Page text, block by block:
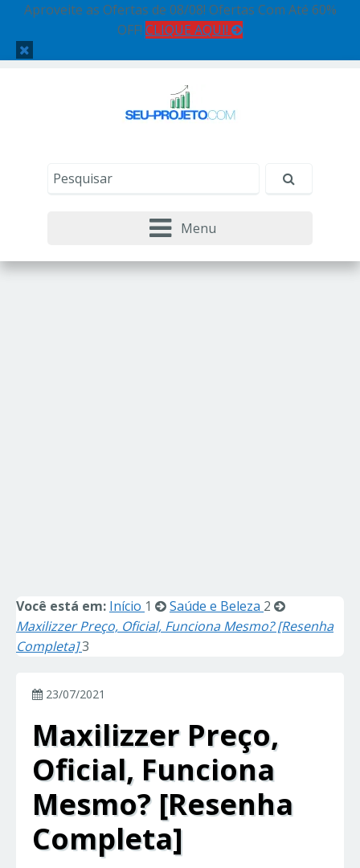
Aproveite as Ofertas de 08/08! Ofertas Com Até 60%
OFF! CLIQUE AQUI!
Menu
Você está em: Início 1 Saúde e Beleza 2
Maxilizzer Preço, Oficial, Funciona Mesmo? [Resenha
Completa]3
23/07/2021
Maxilizzer Preço,
Oficial, Funciona
Mesmo? [Resenha
Completa]